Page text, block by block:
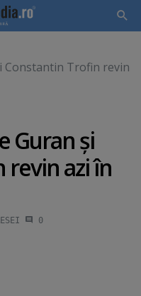
Constantin Trofin revin
Guran şi
azi în
0